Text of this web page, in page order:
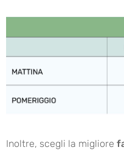
Inoltre, scegli la migliore